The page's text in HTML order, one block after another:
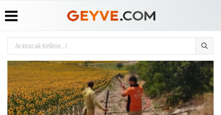
Üye Paneli
Haber
Arşivi
Günün
Haberleri
Anketler
Biyografiler
Köşe
Yazarları
Video
Galeri
Foto
Yayın
İlkeleri
Medyabar.com
Künye
İletişim